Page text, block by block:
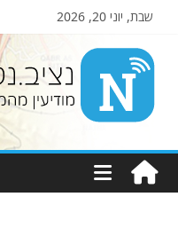
שבת, יוני 20, 2026
Nziv.net
מודיעין
מהמקורות